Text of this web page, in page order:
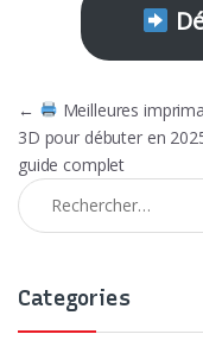
Navigation
←
Meilleures
3D pour débuter en
guide complet
Rechercher :
Categories